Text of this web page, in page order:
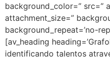
background_color=” src=”
attachment_size=”
background_repeat=’no-
[av_heading
identificando talentos